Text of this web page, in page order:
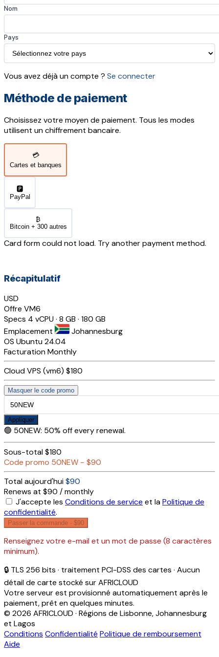
Nom
Pays
Vous avez déjà un compte ? Se connecter
Méthode de paiement
Choisissez votre moyen de paiement. Tous les modes
utilisent un chiffrement bancaire.
💳
Cartes et banques
🅿️
PayPal
₿
Bitcoin + 300 autres
Card form could not load. Try another payment method.
Récapitulatif
USD
Offre VM6
Specs 4 vCPU · 8 GB · 180 GB
Emplacement
Johannesburg
OS Ubuntu 24.04
FacturationMonthly
Cloud VPS (vm6) $180
Masquer le code promo
Appliquer
🟢 50NEW: 50% off every renewal.
Sous-total$180
Code promo 50NEW − $90
Total aujourd'hui$90
Renews at $90 / monthly
J'accepte les Conditions de service et laPolitique de
confidentialité.
Passer la commande · $90
Renseignez votre e-mail et un mot de passe (8 caractères
minimum).
🔒 TLS 256 bits · traitement PCI-DSS des cartes · Aucun
détail de carte stocké sur AFRICLOUD
Votre serveur est provisionné automatiquement après le
paiement, prêt en quelques minutes.
© 2026 AFRICLOUD · Régions de Lisbonne, Johannesburg
et Lagos
Conditions Confidentialité Politique de remboursement
Aide